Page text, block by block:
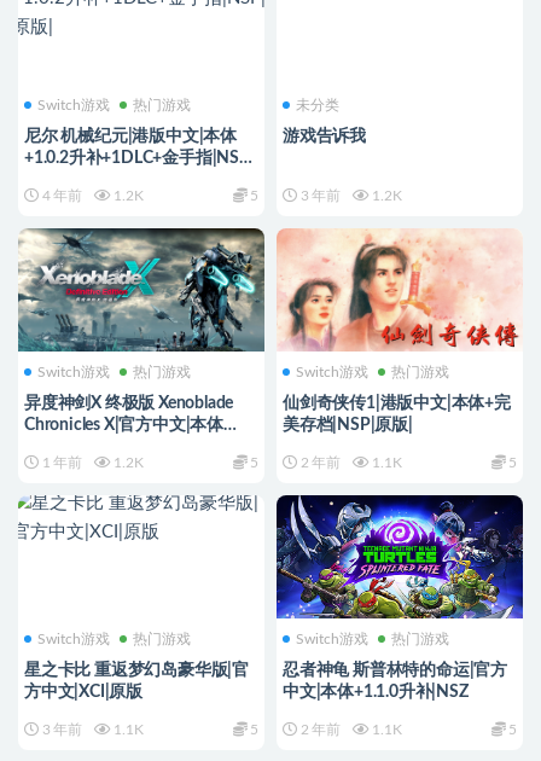
Switch游戏 热门游戏
尼尔 机械纪元|港版中文|本体
+1.0.2升补+1DLC+金手指|NSP|
4 年前 1.2K 5
未分类
游戏告诉我
3 年前 1.2K
Switch游戏 热门游戏
异度神剑X 终极版 Xenoblade
Chronicles X|官方中文|本体
1 年前 1.2K 5
Switch游戏 热门游戏
仙剑奇侠传1|港版中文|本体+完
美存档|NSP|原版|
2 年前 1.1K 5
Switch游戏 热门游戏
星之卡比 重返梦幻岛豪华版|官
方中文|XCI|原版
3 年前 1.1K 5
Switch游戏 热门游戏
忍者神龟 斯普林特的命运|官方
中文|本体+1.1.0升补|NSZ
2 年前 1.1K 5